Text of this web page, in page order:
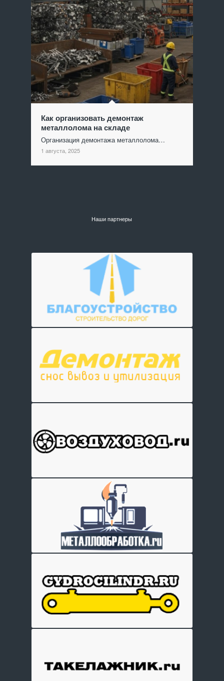
Как организовать демонтаж
металлолома на складе
Организация демонтажа металлолома…
1 августа, 2025
Наши партнеры